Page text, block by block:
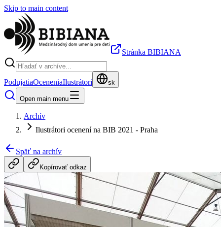
Skip to main content
Stránka BIBIANA
PodujatiaOceneniaIlustrátori sk
Open main menu
Archív
Ilustrátori ocenení na BIB 2021 - Praha
Späť na archív
Kopírovať odkaz